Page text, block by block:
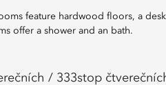
feature hardwood floors, a
offer a shower and an bath.
/ 333stop